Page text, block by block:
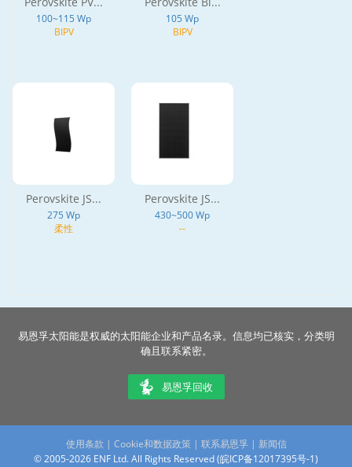
100~115 Wp
BIPV
105 Wp
BIPV
Perovskite JS...
275 Wp
柔性
Perovskite JS...
430~500 Wp
--
易恩孚太阳能是权威的太阳能企业和产品名录。信息均已核实，分类明
确且联系紧密。
易恩孚回收
使用条款| Cookie和数据政策| 联系易恩孚 | 新闻信
© 2005-2026 ENF Ltd. All Rights Reserved (皖ICP备12017395号-1)